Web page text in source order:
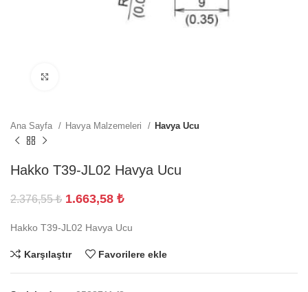
Ana Sayfa Havya Malzemeleri Havya Ucu
Hakko T39-JL02 Havya Ucu
2.376,55₺ 1.663,58 ₺
Hakko T39-JL02 Havya Ucu
Karşılaştır Favorilere ekle